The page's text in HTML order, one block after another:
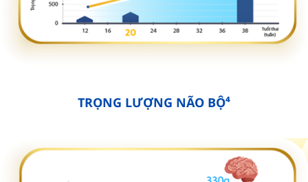
TRỌNG LƯỢNG NÃO BỘ⁴